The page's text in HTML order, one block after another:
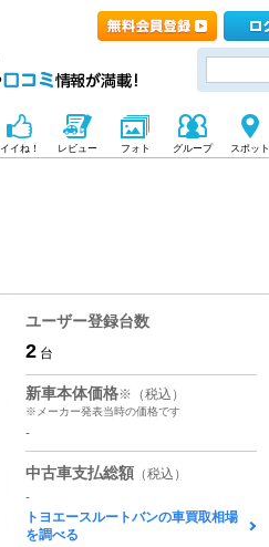
イイね！ レビュー フォト グループ スポット
ユーザー登録台数
2 台
新車本体価格※（税込）
※メーカー発表当時の価格です
-
中古車支払総額 （税込）
-
トヨエースルートバンの車買取相場
を調べる